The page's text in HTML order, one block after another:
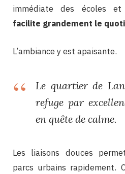
immédiate des écoles et
facilite grandement le
L’ambiance y est apaisante.
Le quartier de
refuge par
en quête de calme.
Les liaisons douces
parcs urbains rapidement.